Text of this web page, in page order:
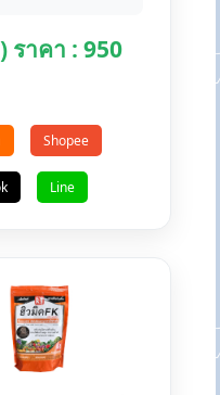
ราคา : 950
Shopee
Line